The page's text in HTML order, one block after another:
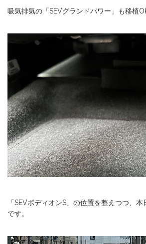
吸気排気の「SEVグランドパワー」も移植
「SEVボディオンS」の位置を整えつつ、
です。